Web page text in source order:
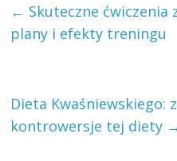
← Skuteczne ćwiczenia
plany i efekty treningu
Dieta Kwaśniewskiego:
kontrowersje tej diety